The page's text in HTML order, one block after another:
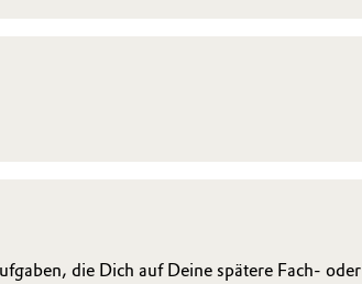
die Dich auf Deine spätere Fach- oder